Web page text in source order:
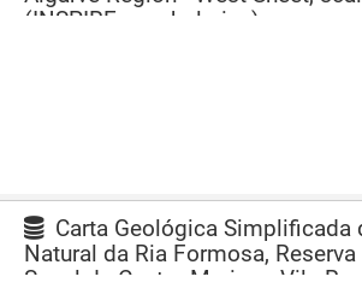
(INSPIRE vocabularies)
Carta Geológica Simplificada
Natural da Ria Formosa,
Sapal de Castro Marim e Vila